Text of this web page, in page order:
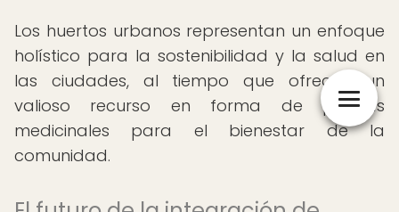
Los huertos urbanos representan un enfoque
holístico para la sostenibilidad y la salud en
las ciudades, al tiempo que ofrecen un
valioso recurso en forma de plantas
medicinales para el bienestar de la
comunidad.